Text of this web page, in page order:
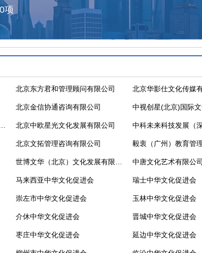
项
北京东方君和管理顾问有限公司 北京华影仕文化传媒
北京金信协通咨询有限公司
北京中欧星光文化发展有限公司
北京文拓管理咨询有限公司 毅衷（广州）教育管
中唐文化艺术有限公司
马来西亚中华文化促进会 瑞士中华文化促进会
崇左市中华文化促进会 玉林中华文化促进会
介休中华文化促进会 晋城中华文化促进会
枣庄中华文化促进会 延边中华文化促进会